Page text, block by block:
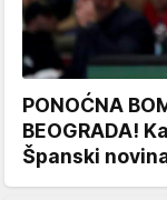
PONOĆNA
BEOGRADA!
Španski